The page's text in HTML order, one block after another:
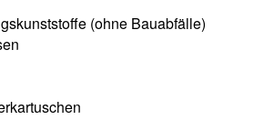
(ohne Bauabfälle)